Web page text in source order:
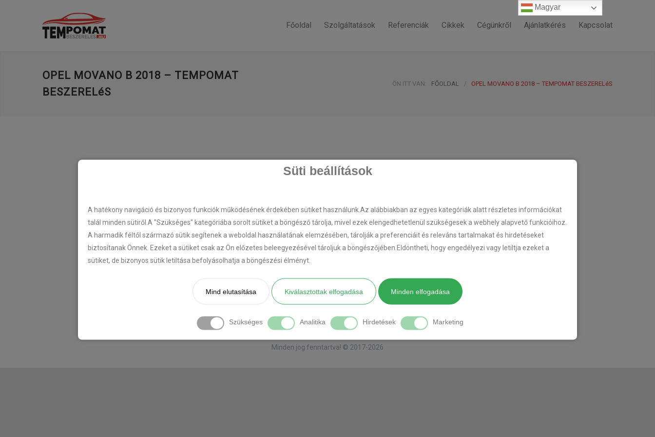
Süti beállítások
A hatékony navigáció és bizonyos funkciók működésének érdekében sütiket használunk.Az alábbiakban az egyes kategóriák alatt részletes információkat
talál minden sütiről.A "Szükséges" kategóriába sorolt sütiket a böngésző tárolja, mivel ezek elengedhetetlenül szükségesek a webhely alapvető funkcióihoz.
A harmadik féltől származó sütik segítenek a weboldal használatának elemzésében, tárolják a preferenciáit és releváns tartalmakat és hirdetéseket
biztosítanak Önnek. Ezeket a sütiket csak az Ön előzetes beleegyezésével tároljuk a böngészőjében.Eldöntheti, hogy engedélyezi vagy letiltja ezeket a
sütiket, de bizonyos sütik letiltása befolyásolhatja a böngészési élményt.
Mind elutasítása Kiválasztottak elfogadása Minden elfogadása
Szükséges Analitika Hirdetések Marketing
Főoldal Szolgáltatások Referenciák Cikkek Cégünkről Ajánlatkérés Kapcsolat
OPEL MOVANO B 2018 – TEMPOMAT
BESZERELéS
ÖN ITT VAN: FŐOLDAL / OPEL MOVANO B 2018 – TEMPOMAT BESZERELéS
[DIAVETÍTÉS INDÍTÁSA]
Minden jog fenntartva! © 2017-2026
Magyar